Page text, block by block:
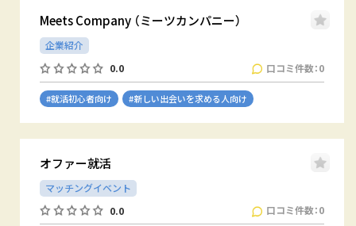
Meets Company （ミーツカンパニー）
企業紹介
0.0
口コミ件数：0
#就活初心者向け #新しい出会いを求める人向け
オファー就活
マッチングイベント
0.0
口コミ件数：0